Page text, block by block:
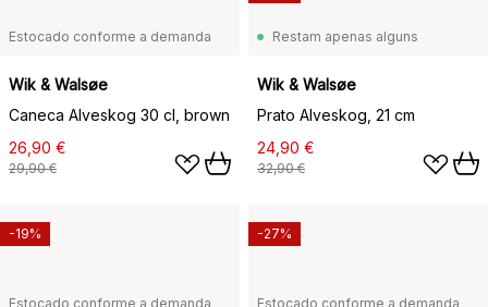
Estocado conforme a demanda
Wik & Walsøe
Caneca Alveskog 30 cl, brown
26,90 €
29,90 €
Restam apenas alguns
Wik & Walsøe
Prato Alveskog, 21 cm
24,90 €
32,90 €
Estocado conforme a demanda
-19%
Estocado conforme a demanda
-27%